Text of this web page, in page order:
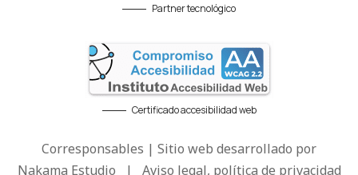
Partner tecnológico
Certificado accesibilidad web
Corresponsables | Sitio web desarrollado por
Nakama Estudio | Aviso legal, política de privacidad